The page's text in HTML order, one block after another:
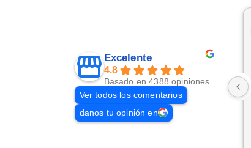
Excelente
4.8
Basado en 4388 opiniones
Ver todos los comentarios
danos tu opinión en